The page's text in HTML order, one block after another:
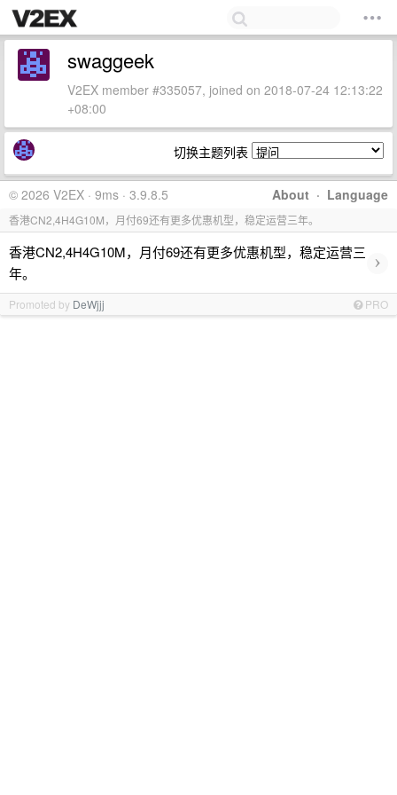
swaggeek
V2EX member #335057, joined on 2018-07-24 12:13:22
+08:00
切换主题列表
About · Language
© 2026 V2EX · 9ms · 3.9.8.5
香港CN2,4H4G10M，月付69还有更多优惠机型，稳定运营三年。
香港CN2,4H4G10M，月付69还有更多优惠机型，稳定运营三
年。
›
Promoted by DeWjjj PRO